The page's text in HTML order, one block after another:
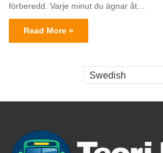
förberedd. Varje minut du ägnar åt…
Read More »